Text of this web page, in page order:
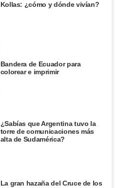
Kollas: ¿cómo y dónde vivían?
Bandera de Ecuador para
colorear e imprimir
¿Sabías que Argentina tuvo la
torre de comunicaciones más
alta de Sudamérica?
La gran hazaña del Cruce de los